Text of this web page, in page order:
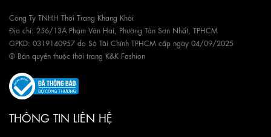
Công Ty TNHH Thời Trang Khang Khôi
Địa chỉ: 256/13A Phạm Văn Hai, Phường Tân Sơn Nhất, TPHCM
GPKD: 0319140957 do Sở Tài Chính TPHCM cấp ngày 04/09/2025
® Bản quyền thuộc thời trang K&K Fashion
THÔNG TIN LIÊN HỆ